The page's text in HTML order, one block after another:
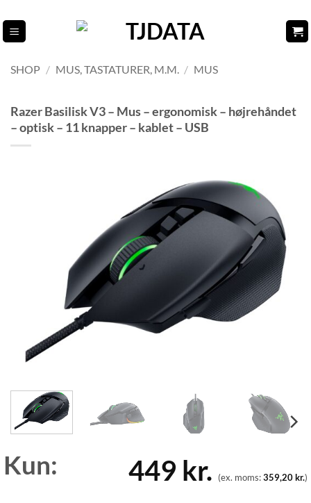
til
indhold
SHOP / MUS, TASTATURER, M.M. / MUS
Razer Basilisk V3 – Mus – ergonomisk – højrehåndet
– optisk – 11 knapper – kablet – USB
Kun: 449 kr. (ex. moms:359,20kr.)